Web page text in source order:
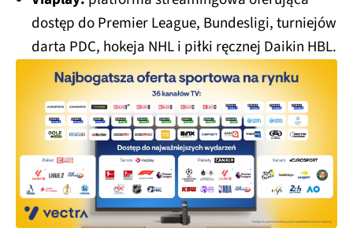
dostęp do Premier League, Bundesligi, turniejów
darta PDC, hokeja NHL i piłki ręcznej Daikin HBL.